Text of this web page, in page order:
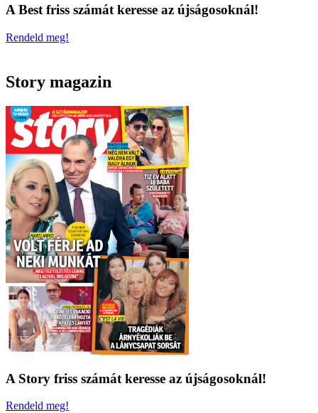
A Best friss számát keresse az újságosoknál!
Rendeld meg!
Story magazin
A Story friss számát keresse az újságosoknál!
Rendeld meg!